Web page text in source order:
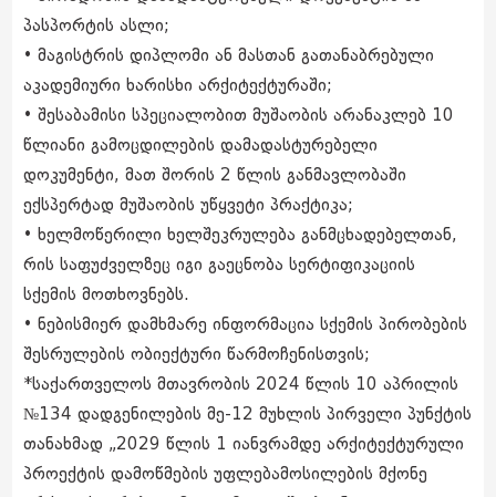
პასპორტის ასლი;
• მაგისტრის დიპლომი ან მასთან გათანაბრებული
აკადემიური ხარისხი არქიტექტურაში;
• შესაბამისი სპეციალობით მუშაობის არანაკლებ 10
წლიანი გამოცდილების დამადასტურებელი
დოკუმენტი, მათ შორის 2 წლის განმავლობაში
ექსპერტად მუშაობის უწყვეტი პრაქტიკა;
• ხელმოწერილი ხელშეკრულება განმცხადებელთან,
რის საფუძველზეც იგი გაეცნობა სერტიფიკაციის
სქემის მოთხოვნებს.
• ნებისმიერ დამხმარე ინფორმაცია სქემის პირობების
შესრულების ობიექტური წარმოჩენისთვის;
*საქართველოს მთავრობის 2024 წლის 10 აპრილის
№134 დადგენილების მე-12 მუხლის პირველი პუნქტის
თანახმად „2029 წლის 1 იანვრამდე არქიტექტურული
პროექტის დამოწმების უფლებამოსილების მქონე